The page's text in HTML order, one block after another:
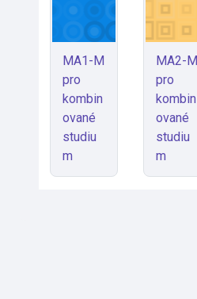
MA1-M
pro
kombin
ované
studiu
m
MA2-M
pro
kombin
ované
studiu
m